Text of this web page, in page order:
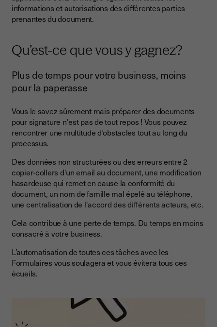
informations et autorisations des différentes parties
prenantes du document.
Qu’est-ce que vous y gagnez?
Plus de temps pour votre business, moins
pour la paperasse
Vous le savez sûrement mais préparer des documents
pour signature n'est pas de tout repos ! Vous pouvez
rencontrer une multitude d’obstacles tout au long du
processus.
Des données non structurées ou des erreurs entre 2
copier-collers d'un email au document, une modification
hasardeuse qui remet en cause la conformité du
document, un nom de famille mal épelé au téléphone,
une centralisation de l'accord des différents acteurs, etc.
Cela contribue à une perte de temps. Du temps en moins
consacré à votre business.
L’automatisation de toutes ces tâches avec les
Formulaires vous soulagera et vous évitera tous ces
écueils.